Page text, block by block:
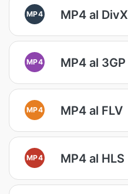
MP4 MP4 al DivX
MP4 MP4 al 3GP
MP4 MP4 al FLV
MP4 MP4 al HLS